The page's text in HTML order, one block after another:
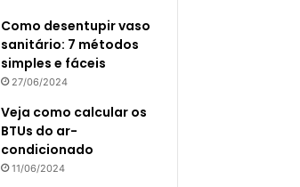
Como desentupir vaso
sanitário: 7 métodos
simples e fáceis
27/06/2024
Veja como calcular os
BTUs do ar-
condicionado
11/06/2024